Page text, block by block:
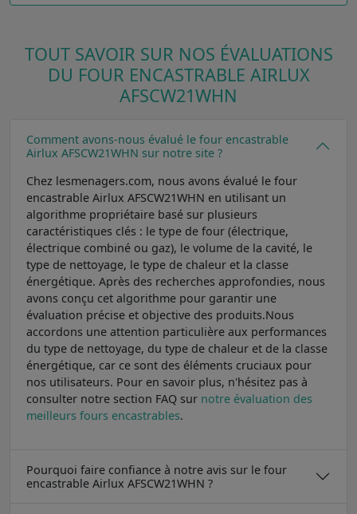
TOUT SAVOIR SUR NOS ÉVALUATIONS
DU FOUR ENCASTRABLE AIRLUX
AFSCW21WHN
Comment avons-nous évalué le four encastrable
Airlux AFSCW21WHN sur notre site ?
Chez lesmenagers.com, nous avons évalué le four
encastrable Airlux AFSCW21WHN en utilisant un
algorithme propriétaire basé sur plusieurs
caractéristiques clés : le type de four (électrique,
électrique combiné ou gaz), le volume de la cavité, le
type de nettoyage, le type de chaleur et la classe
énergétique. Après des recherches approfondies, nous
avons conçu cet algorithme pour garantir une
évaluation précise et objective des produits.Nous
accordons une attention particulière aux performances
du type de nettoyage, du type de chaleur et de la classe
énergétique, car ce sont des éléments cruciaux pour
nos utilisateurs. Pour en savoir plus, n'hésitez pas à
consulter notre section FAQ sur notre évaluation des
meilleurs fours encastrables.
Pourquoi faire confiance à notre avis sur le four
encastrable Airlux AFSCW21WHN ?